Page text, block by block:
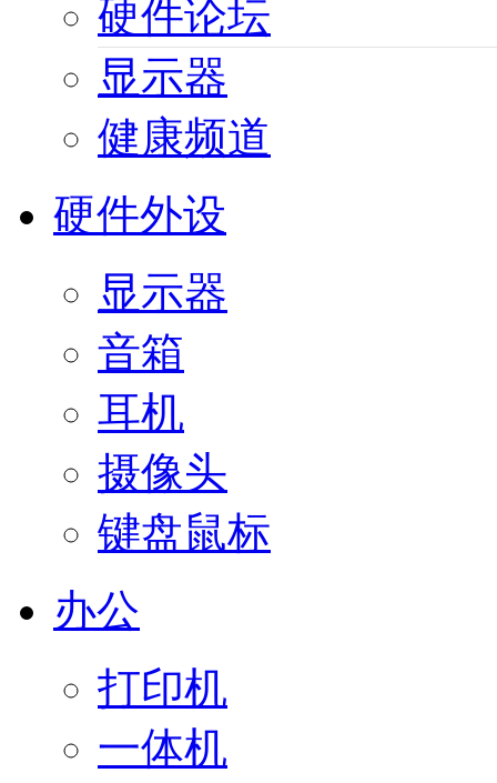
硬件论坛
显示器
健康频道
硬件外设
显示器
音箱
耳机
摄像头
键盘鼠标
办公
打印机
一体机